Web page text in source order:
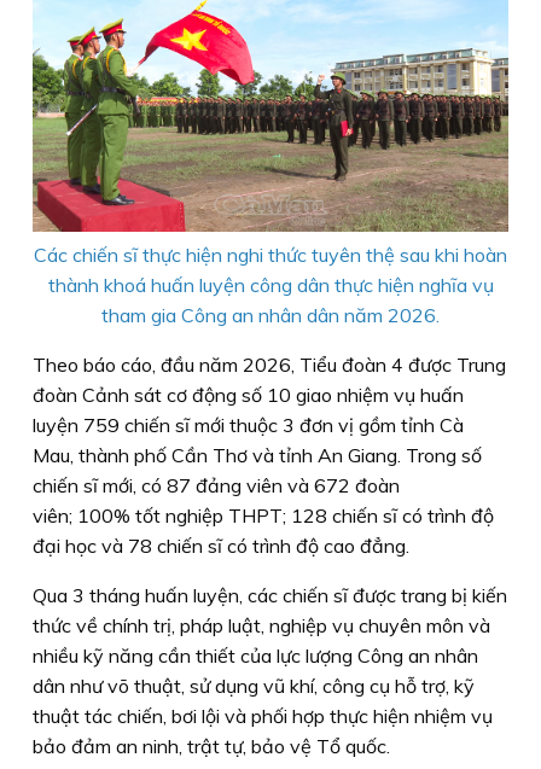
Các chiến sĩ thực hiện nghi thức tuyên thệ sau khi hoàn
thành khoá huấn luyện công dân thực hiện nghĩa vụ
tham gia Công an nhân dân năm 2026.
Theo báo cáo, đầu năm 2026, Tiểu đoàn 4 được Trung
đoàn Cảnh sát cơ động số 10 giao nhiệm vụ huấn
luyện 759 chiến sĩ mới thuộc 3 đơn vị gồm tỉnh Cà
Mau, thành phố Cần Thơ và tỉnh An Giang. Trong số
chiến sĩ mới, có 87 đảng viên và 672 đoàn
viên; 100% tốt nghiệp THPT; 128 chiến sĩ có trình độ
đại học và 78 chiến sĩ có trình độ cao đẳng.
Qua 3 tháng huấn luyện, các chiến sĩ được trang bị kiến
thức về chính trị, pháp luật, nghiệp vụ chuyên môn và
nhiều kỹ năng cần thiết của lực lượng Công an nhân
dân như võ thuật, sử dụng vũ khí, công cụ hỗ trợ, kỹ
thuật tác chiến, bơi lội và phối hợp thực hiện nhiệm vụ
bảo đảm an ninh, trật tự, bảo vệ Tổ quốc.